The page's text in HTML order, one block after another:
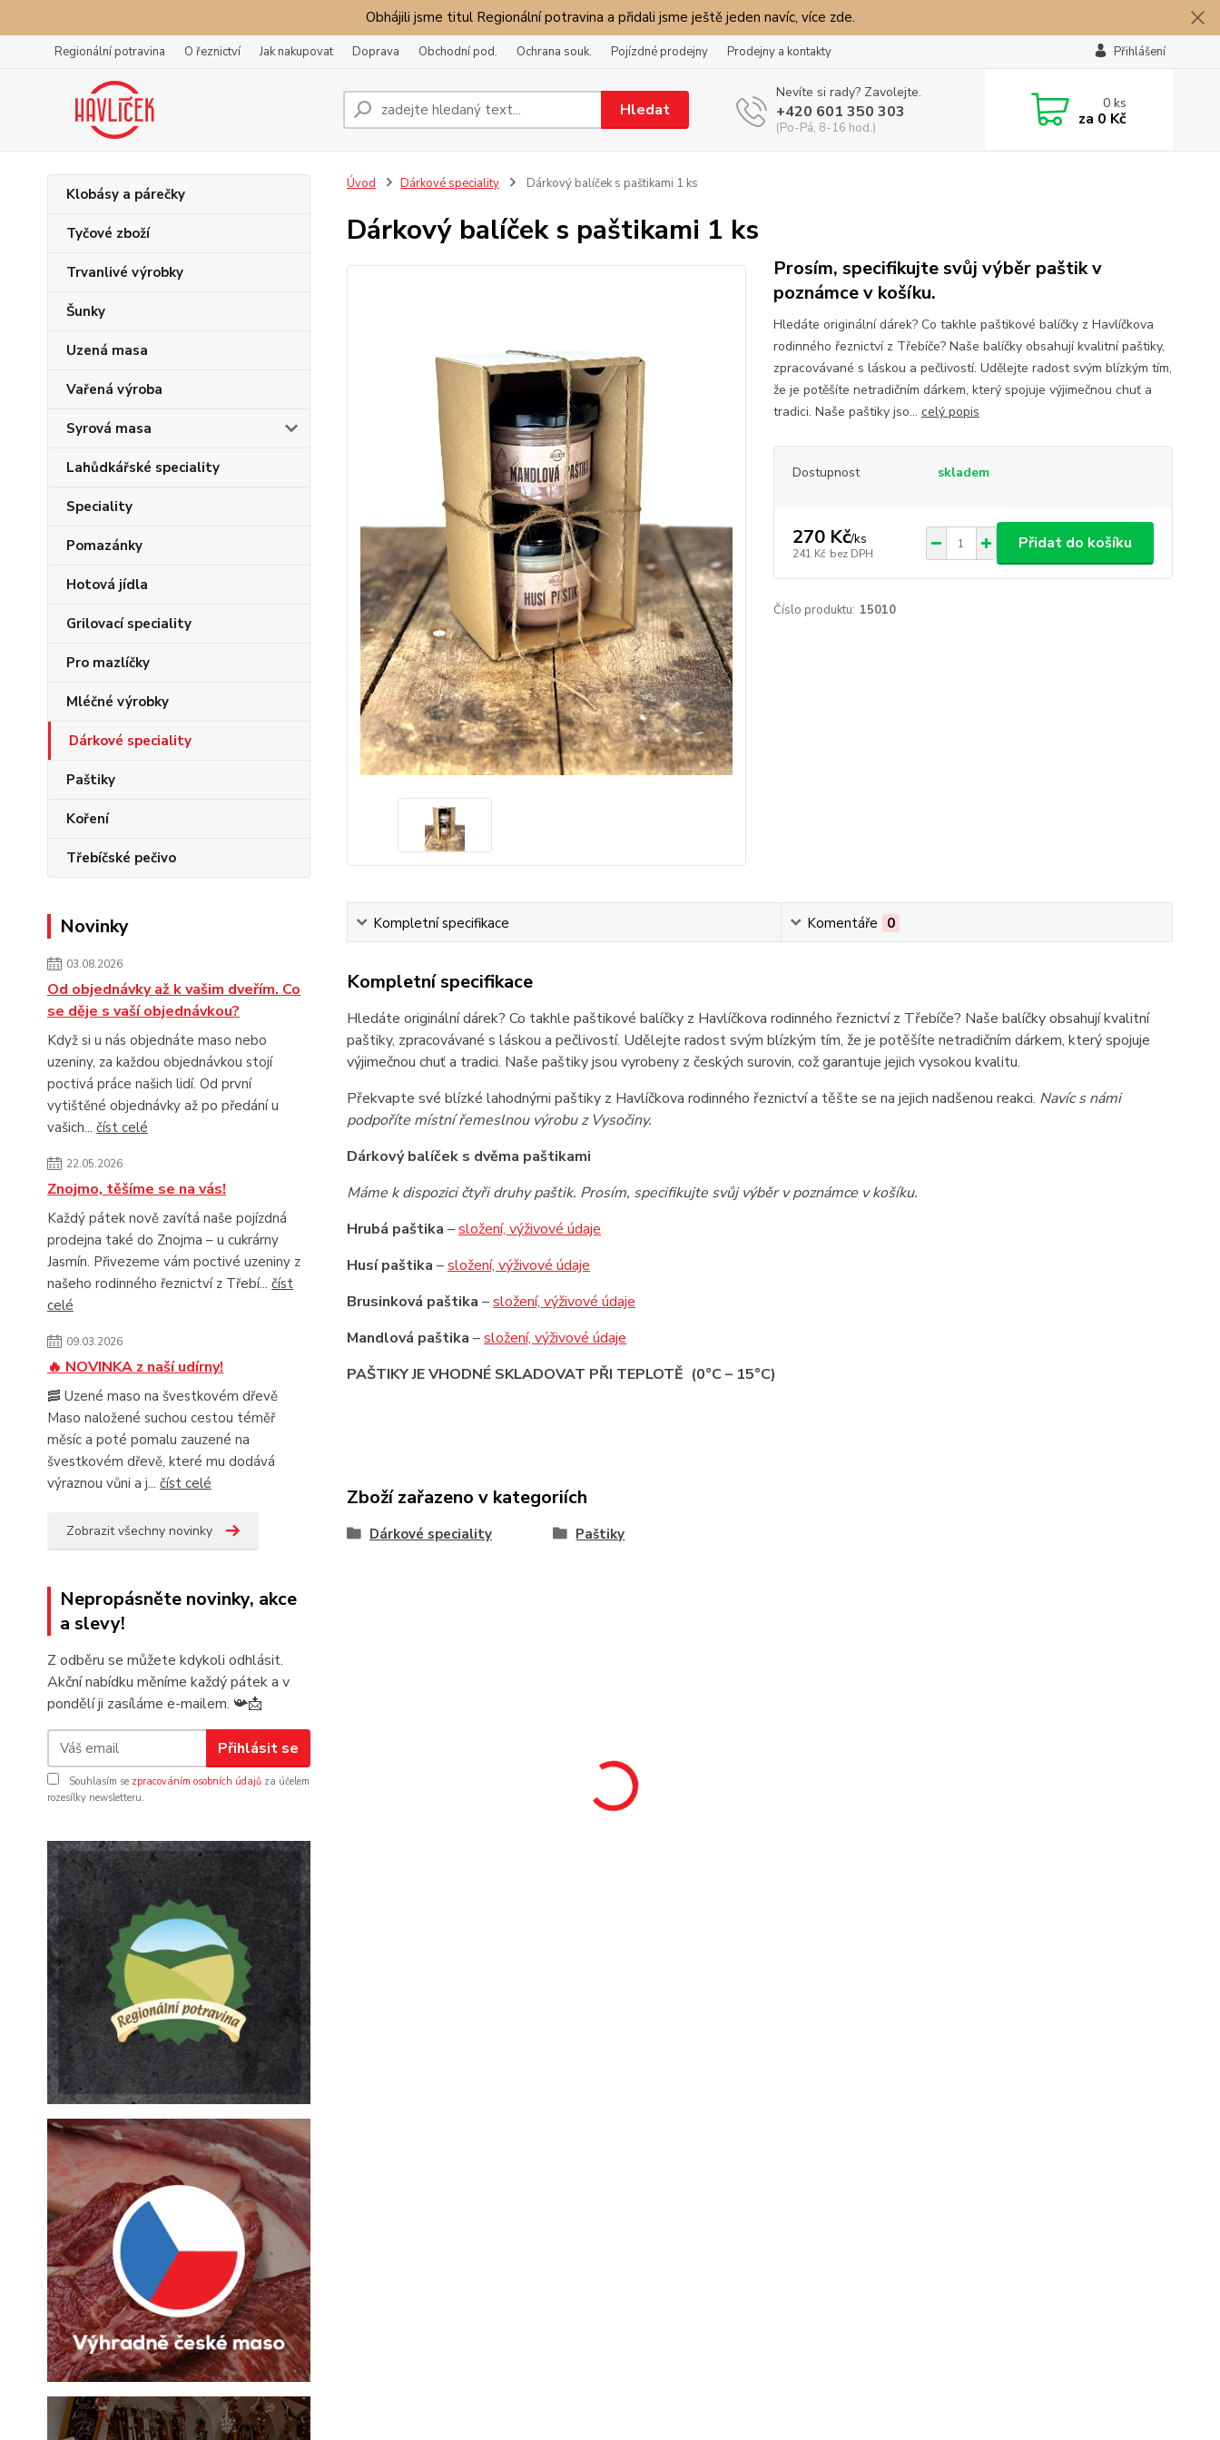
Obhájili jsme titul Regionální potravina a přidali jsme ještě jeden navíc, více zde.
Regionální potravina O řeznictví Jak nakupovat Doprava Obchodní pod. Ochrana souk. Pojízdné prodejny Prodejny a kontakty Přihlášení
Hledat
Nevíte si rady? Zavolejte.
+420 601 350 303
(Po-Pá, 8-16 hod.)
0ks
za 0 Kč
Klobásy a párečky
Tyčové zboží
Trvanlivé výrobky
Šunky
Uzená masa
Vařená výroba
Syrová masa
Lahůdkářské speciality
Speciality
Pomazánky
Hotová jídla
Grilovací speciality
Pro mazlíčky
Mléčné výrobky
Dárkové speciality
Paštiky
Koření
Třebíčské pečivo
Novinky
03.08.2026
Od objednávky až k vašim dveřím. Co
se děje s vaší objednávkou?
Když si u nás objednáte maso nebo
uzeniny, za každou objednávkou stojí
poctivá práce našich lidí. Od první
vytištěné objednávky až po předání u
vašich... číst celé
22.05.2026
Znojmo, těšíme se na vás!
Každý pátek nově zavítá naše pojízdná
prodejna také do Znojma – u cukrárny
Jasmín. Přivezeme vám poctivé uzeniny z
našeho rodinného řeznictví z Třebí... číst
celé
09.03.2026
🔥 NOVINKA z naší udírny!
🥓 Uzené maso na švestkovém dřevě
Maso naložené suchou cestou téměř
měsíc a poté pomalu zauzené na
švestkovém dřevě, které mu dodává
výraznou vůni a j... číst celé
Zobrazit všechny novinky
Nepropásněte novinky, akce
a slevy!
Z odběru se můžete kdykoli odhlásit.
Akční nabídku měníme každý pátek a v
pondělí ji zasíláme e-mailem. 📯📩
Přihlásit se
Souhlasím se zpracováním osobních údajů za účelem
rozesílky newsletteru.
Úvod Dárkové speciality Dárkový balíček s paštikami 1 ks
Dárkový balíček s paštikami 1 ks
Prosím, specifikujte svůj výběr paštik v
poznámce v košíku.
Hledáte originální dárek? Co takhle paštikové balíčky z Havlíčkova
rodinného řeznictví z Třebíče? Naše balíčky obsahují kvalitní paštiky,
zpracovávané s láskou a pečlivostí. Udělejte radost svým blízkým tím,
že je potěšíte netradičním dárkem, který spojuje výjimečnou chuť a
tradici. Naše paštiky jso... celý popis
Dostupnost skladem
270 Kč/ks
241 Kč bez DPH
Přidat do košíku
Číslo produktu: 15010
Kompletní specifikace Komentáře 0
Kompletní specifikace
Hledáte originální dárek? Co takhle paštikové balíčky z Havlíčkova rodinného řeznictví z Třebíče? Naše balíčky obsahují kvalitní
paštiky, zpracovávané s láskou a pečlivostí. Udělejte radost svým blízkým tím, že je potěšíte netradičním dárkem, který spojuje
výjimečnou chuť a tradici. Naše paštiky jsou vyrobeny z českých surovin, což garantuje jejich vysokou kvalitu.
Překvapte své blízké lahodnými paštiky z Havlíčkova rodinného řeznictví a těšte se na jejich nadšenou reakci. Navíc s námi
podpoříte místní řemeslnou výrobu z Vysočiny.
Dárkový balíček s dvěma paštikami
Máme k dispozici čtyři druhy paštik. Prosím, specifikujte svůj výběr v poznámce v košíku.
Hrubá paštika –složení, výživové údaje
Husí paštika –složení, výživové údaje
Brusinková paštika –složení, výživové údaje
Mandlová paštika –složení, výživové údaje
PAŠTIKY JE VHODNÉ SKLADOVAT PŘI TEPLOTĚ (0°C – 15°C)
Zboží zařazeno v kategoriích
Dárkové speciality Paštiky